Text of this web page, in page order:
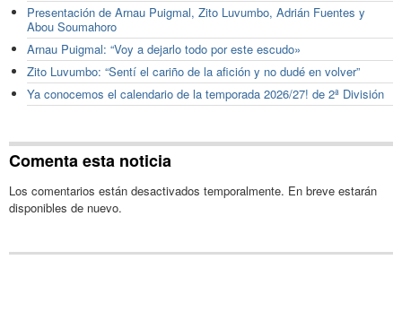
Presentación de Arnau Puigmal, Zito Luvumbo, Adrián Fuentes y
Abou Soumahoro
Arnau Puigmal: “Voy a dejarlo todo por este escudo»
Zito Luvumbo: “Sentí el cariño de la afición y no dudé en volver”
Ya conocemos el calendario de la temporada 2026/27! de 2ª División
Comenta esta noticia
Los comentarios están desactivados temporalmente. En breve estarán
disponibles de nuevo.